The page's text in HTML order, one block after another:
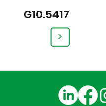
G10.5417
>